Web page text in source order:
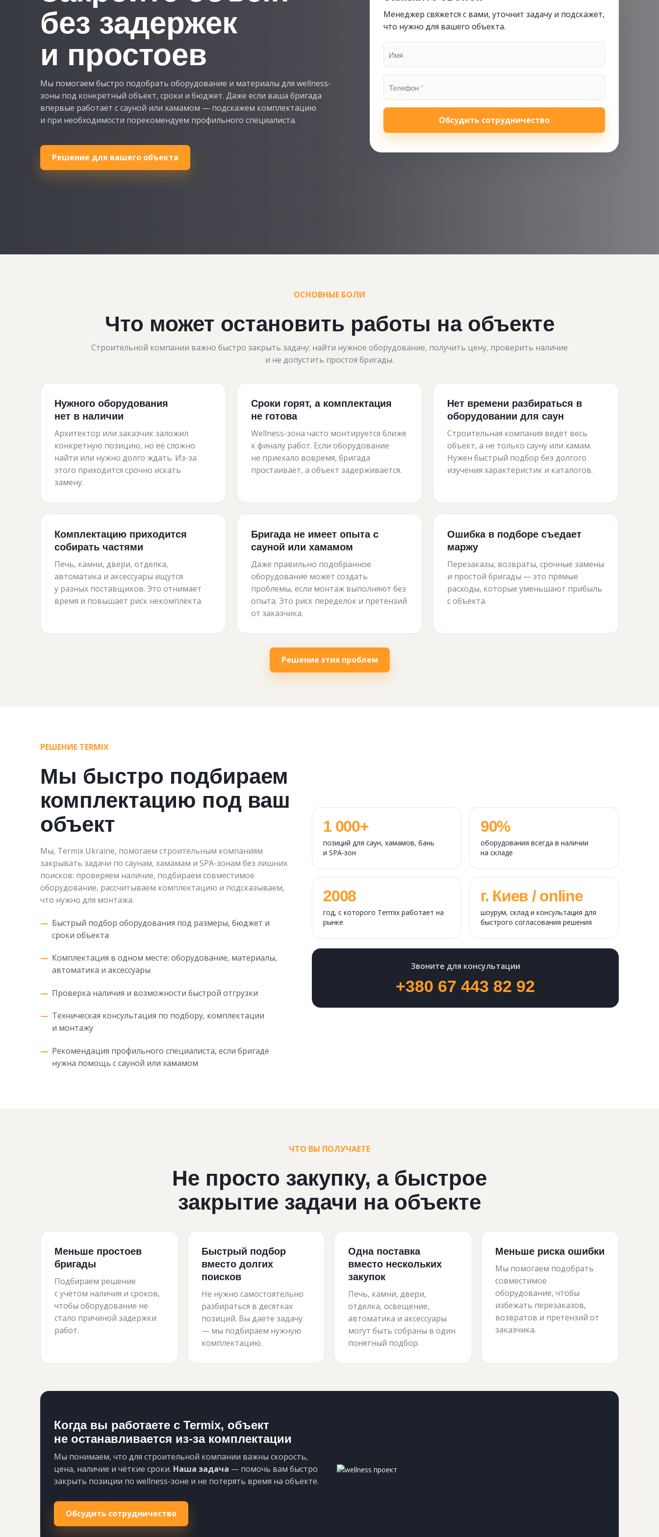
без задержек
и простоев
Мы помогаем быстро подобрать оборудование и материалы для wellness-
зоны под конкретный объект, сроки и бюджет. Даже если ваша бригада
впервые работает с сауной или хамамом — подскажем комплектацию
и при необходимости порекомендуем профильного специалиста.
Решение для вашего объекта
Менеджер свяжется с вами, уточнит задачу и подскажет,
что нужно для вашего объекта.
Имя
Телефон*
Обсудить сотрудничество
ОСНОВНЫЕ БОЛИ
Что может остановить работы на объекте
Строительной компании важно быстро закрыть задачу: найти нужное оборудование, получить цену, проверить наличие
и не допустить простоя бригады.
Нужного оборудования
нет в наличии
Архитектор или заказчик заложил
конкретную позицию, но её сложно
найти или нужно долго ждать. Из-за
этого приходится срочно искать
замену.
Сроки горят, а комплектация
не готова
Wellness-зона часто монтируется ближе
к финалу работ. Если оборудование
не приехало вовремя, бригада
простаивает, а объект задерживается.
Нет времени разбираться в
оборудовании для саун
Строительная компания ведёт весь
объект, а не только сауну или хамам.
Нужен быстрый подбор без долгого
изучения характеристик и каталогов.
Комплектацию приходится
собирать частями
Печь, камни, двери, отделка,
автоматика и аксессуары ищутся
у разных поставщиков. Это отнимает
время и повышает риск некомплекта.
Бригада не имеет опыта с
сауной или хамамом
Даже правильно подобранное
оборудование может создать
проблемы, если монтаж выполняют без
опыта. Это риск переделок и претензий
от заказчика.
Ошибка в подборе съедает
маржу
Перезаказы, возвраты, срочные замены
и простой бригады — это прямые
расходы, которые уменьшают прибыль
с объекта.
Решение этих проблем
РЕШЕНИЕ TERMIX
Мы быстро подбираем
комплектацию под ваш
объект
Мы, Termix Ukraine, помогаем строительным компаниям
закрывать задачи по саунам, хамамам и SPA-зонам без лишних
поисков: проверяем наличие, подбираем совместимое
оборудование, рассчитываем комплектацию и подсказываем,
что нужно для монтажа.
Быстрый подбор оборудования под размеры, бюджет и
сроки объекта
Комплектация в одном месте: оборудование, материалы,
автоматика и аксессуары
Проверка наличия и возможности быстрой отгрузки
Техническая консультация по подбору, комплектации
и монтажу
Рекомендация профильного специалиста, если бригаде
нужна помощь с сауной или хамамом
1 000+
позиций для саун, хамамов, бань
и SPA-зон
90%
оборудования всегда в наличии
на складе
2008
год, с которого Termix работает на
рынке
г. Киев / online
шоурум, склад и консультация для
быстрого согласования решения
Звоните для консультации
+380 67 443 82 92
ЧТО ВЫ ПОЛУЧАЕТЕ
Не просто закупку, а быстрое
закрытие задачи на объекте
Меньше простоев
бригады
Подбираем решение
с учётом наличия и сроков,
чтобы оборудование не
стало причиной задержки
работ.
Быстрый подбор
вместо долгих
поисков
Не нужно самостоятельно
разбираться в десятках
позиций. Вы даёте задачу
— мы подбираем нужную
комплектацию.
Одна поставка
вместо нескольких
закупок
Печь, камни, двери,
отделка, освещение,
автоматика и аксессуары
могут быть собраны в один
понятный подбор.
Меньше риска ошибки
Мы помогаем подобрать
совместимое
оборудование, чтобы
избежать перезаказов,
возвратов и претензий от
заказчика.
Когда вы работаете с Termix, объект
не останавливается из-за комплектации
Мы понимаем, что для строительной компании важны скорость,
цена, наличие и чёткие сроки. Наша задача — помочь вам быстро
закрыть позиции по wellness-зоне и не потерять время на объекте.
Обсудить сотрудничество